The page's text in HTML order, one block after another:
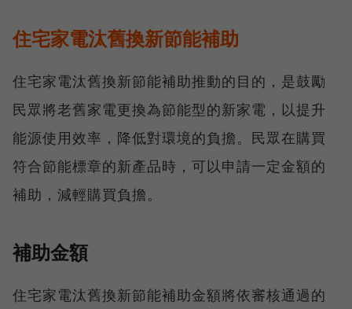
住宅家電汰舊換新節能補助
住宅家電汰舊換新節能補助推動的目的，是鼓勵
民眾將老舊家電更換為節能型的新家電，以提升
能源使用效率，降低對環境的負擔。民眾在購買
符合節能標章的新產品時，可以申請一定金額的
補助，減輕購買負擔。
補助金額
住宅家電汰舊換新節能補助金額將依審核通過的